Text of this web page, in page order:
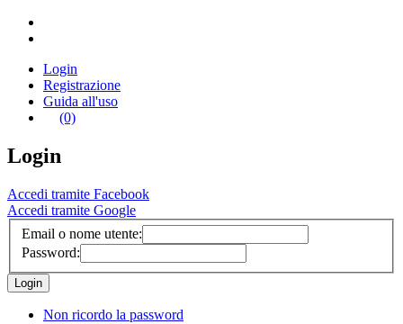
Login
Registrazione
Guida all'uso
(0)
Login
Accedi tramite Facebook
Accedi tramite Google
Email o nome utente:
Password:
Non ricordo la password